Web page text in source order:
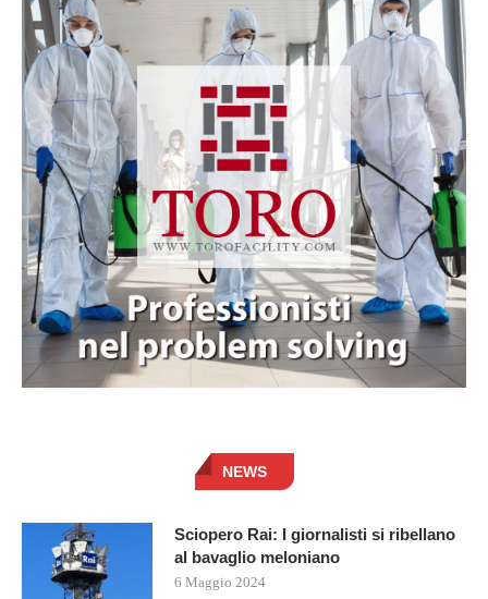
NEWS
Sciopero Rai: I giornalisti si ribellano
al bavaglio meloniano
6 Maggio 2024